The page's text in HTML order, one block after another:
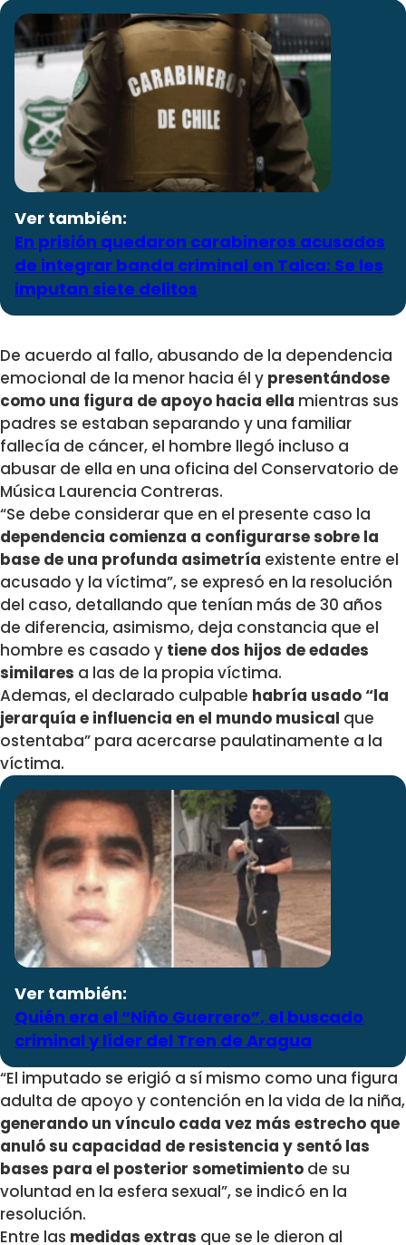
Ver también:
En prisión quedaron carabineros acusados
de integrar banda criminal en Talca: Se les
imputan siete delitos
De acuerdo al fallo, abusando de la dependencia
emocional de la menor hacia él y presentándose
como una figura de apoyo hacia ella mientras sus
padres se estaban separando y una familiar
fallecía de cáncer, el hombre llegó incluso a
abusar de ella en una oficina del Conservatorio de
Música Laurencia Contreras.
“Se debe considerar que en el presente caso la
dependencia comienza a configurarse sobre la
base de una profunda asimetría existente entre el
acusado y la víctima”, se expresó en la resolución
del caso, detallando que tenían más de 30 años
de diferencia, asimismo, deja constancia que el
hombre es casado y tiene dos hijos de edades
similares a las de la propia víctima.
Ademas, el declarado culpable habría usado “la
jerarquía e influencia en el mundo musical que
ostentaba” para acercarse paulatinamente a la
víctima.
Ver también:
Quién era el “Niño Guerrero”, el buscado
criminal y líder del Tren de Aragua
“El imputado se erigió a sí mismo como una figura
adulta de apoyo y contención en la vida de la niña,
generando un vínculo cada vez más estrecho que
anuló su capacidad de resistencia y sentó las
bases para el posterior sometimiento de su
voluntad en la esfera sexual”, se indicó en la
resolución.
Entre las medidas extras que se le dieron al